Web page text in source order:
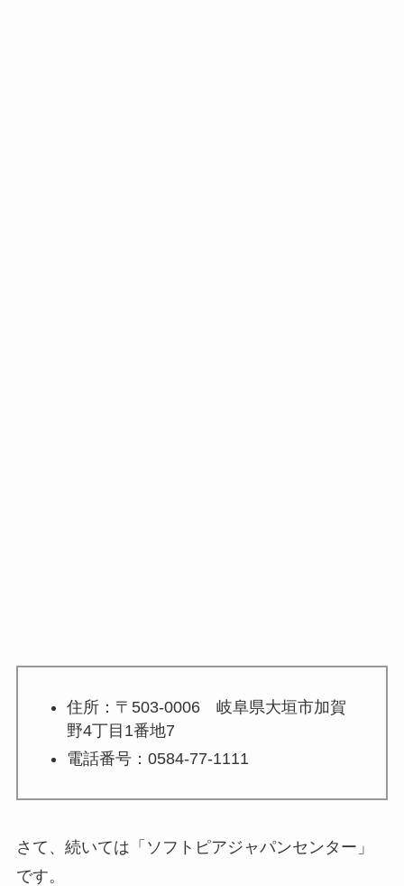
住所：〒503-0006 岐阜県大垣市加賀
野4丁目1番地7
電話番号：0584-77-1111
さて、続いては 「ソフトピアジャパンセンター」
です。